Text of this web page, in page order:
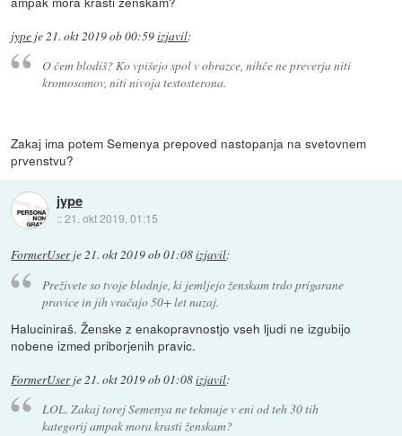
jype je 21. okt 2019 ob 00:59izjavil:
O čem blodiš? Ko vpišejo spol v obrazce, nihče ne preverja niti
kromosomov, niti nivoja testosterona.
Zakaj ima potem Semenya prepoved nastopanja na svetovnem
prvenstvu?
jype
::21. okt 2019, 01:15
FormerUserje21. okt 2019 ob 01:08izjavil:
Preživete so tvoje blodnje, ki jemljejo ženskam trdo prigarane
pravice in jih vračajo 50+ let nazaj.
Haluciniraš. Ženske z enakopravnostjo vseh ljudi ne izgubijo
nobene izmed priborjenih pravic.
FormerUserje 21. okt 2019 ob 01:08izjavil:
LOL. Zakaj torej Semenya ne tekmuje v eni od teh 30 tih
kategorij ampak mora krasti ženskam?